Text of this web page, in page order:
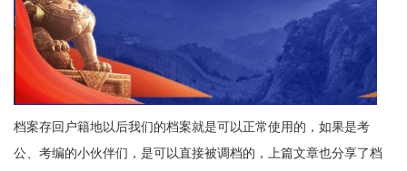
档案存回户籍地以后我们的档案就是可以正常使用的，如果是考
公、考编的小伙伴们，是可以直接被调档的，上篇文章也分享了档